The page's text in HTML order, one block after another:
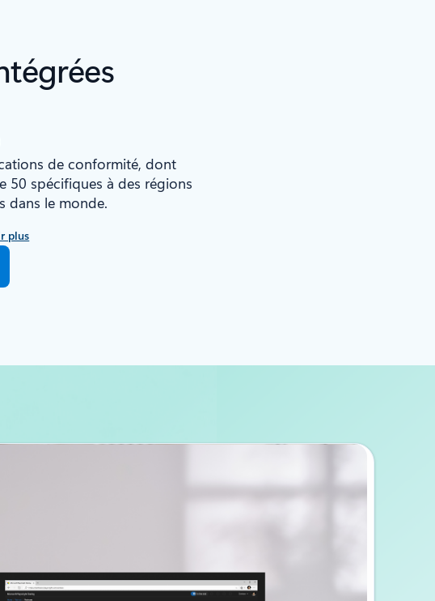
de conformité, dont
50 spécifiques à des régions
dans le monde.
plus